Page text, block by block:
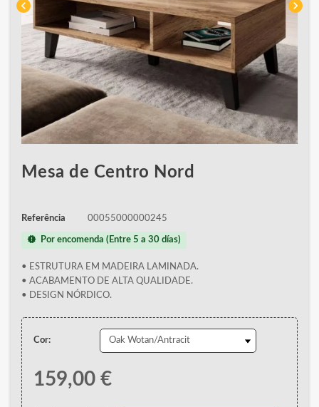
chevron_left chevron_right
Mesa de Centro Nord
Referência 00055000000245
new_releases Por encomenda (Entre 5 a 30 días)
• ESTRUTURA EM MADEIRA LAMINADA.
• ACABAMENTO DE ALTA QUALIDADE.
• DESIGN NÓRDICO.
Cor:
159,00 €